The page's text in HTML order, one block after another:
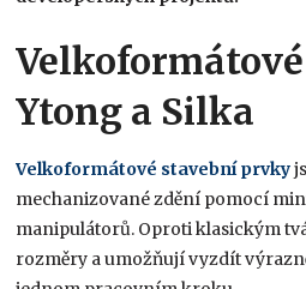
Ytong a Silka
Velkoformátové stavební prvky
mechanizované zdění pomocí
manipulátorů. Oproti klasickým
rozměry a umožňují vyzdít